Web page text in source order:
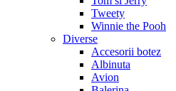
Tweety
Winnie the Pooh
Diverse
Accesorii botez
Albinuta
Avion